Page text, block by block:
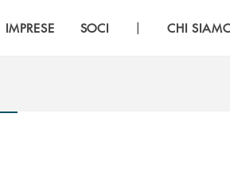
IMPRESE SOCI | CHI